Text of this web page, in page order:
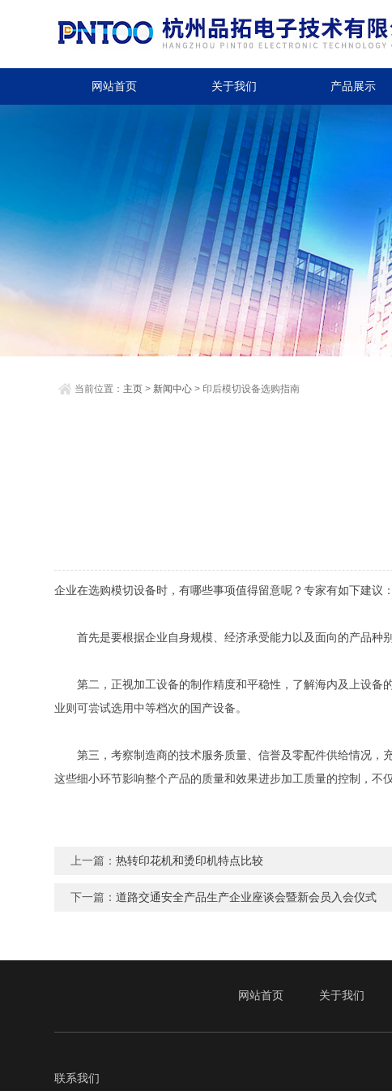
网站首页 关于我们 产品展示
当前位置： 主页 > 新闻中心 > 印后模切设备选购指南
企业在选购模切设备时，有哪些事项值得留意呢？专家有如下建议：
首先是要根据企业自身规模、经济承受能力以及面向的产品种别
第二，正视加工设备的制作精度和平稳性，了解海内及上设备
业则可尝试选用中等档次的国产设备。
第三，考察制造商的技术服务质量、信誉及零配件供给情况，
这些细小环节影响整个产品的质量和效果进步加工质量的控制，不
上一篇：热转印花机和烫印机特点比较
下一篇：道路交通安全产品生产企业座谈会暨新会员入会仪式
网站首页 关于我们
联系我们